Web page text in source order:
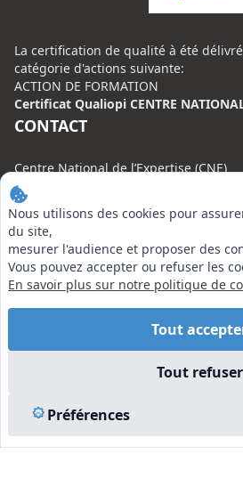
Nous utilisons des cookies pour
du site,
mesurer l'audience et proposer des
Vous pouvez accepter ou refuser les
En savoir plus sur notre politique de
Tout
Tout refuser
Préférences
La certification de qualité à été
catégorie d'actions suivante:
ACTION DE FORMATION
Certificat Qualiopi CENTRE NATIONAL
CONTACT
Centre National de l’Expertise (CNE)
20 rue Henri Regnault, 75008 Paris
N°VERT : 0800 00 80 89
EN SAVOIR PLUS
Liens utiles
Mentions légales